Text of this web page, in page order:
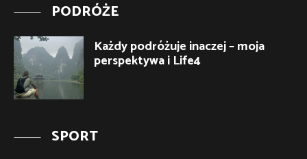
PODRÓŻE
Każdy podróżuje inaczej – moja
perspektywa i Life4
SPORT